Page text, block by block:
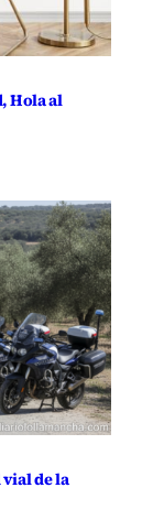
Hola al
de la